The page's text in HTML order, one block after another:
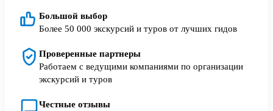
Большой выбор
Более 50 000 экскурсий и туров от лучших гидов
Проверенные партнеры
Работаем с ведущими компаниями по организации
экскурсий и туров
Честные отзывы